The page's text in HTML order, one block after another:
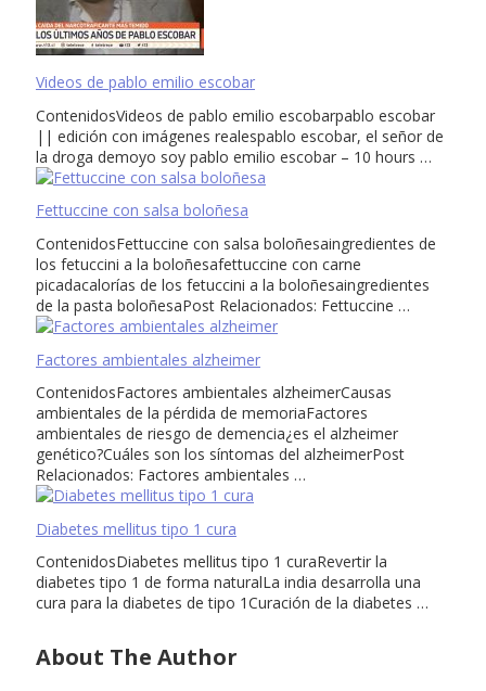
Videos de pablo emilio escobar
ContenidosVideos de pablo emilio escobarpablo escobar
|| edición con imágenes realespablo escobar, el señor de
la droga demoyo soy pablo emilio escobar – 10 hours …
Fettuccine con salsa boloñesa
ContenidosFettuccine con salsa boloñesaingredientes de
los fetuccini a la boloñesafettuccine con carne
picadacalorías de los fetuccini a la boloñesaingredientes
de la pasta boloñesaPost Relacionados: Fettuccine …
Factores ambientales alzheimer
ContenidosFactores ambientales alzheimerCausas
ambientales de la pérdida de memoriaFactores
ambientales de riesgo de demencia¿es el alzheimer
genético?Cuáles son los síntomas del alzheimerPost
Relacionados: Factores ambientales …
Diabetes mellitus tipo 1 cura
ContenidosDiabetes mellitus tipo 1 curaRevertir la
diabetes tipo 1 de forma naturalLa india desarrolla una
cura para la diabetes de tipo 1Curación de la diabetes …
About The Author